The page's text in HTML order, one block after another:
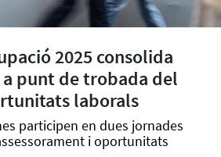
2025 consolida
a punt de trobada del
laborals
participen en dues jornades
i oportunitats